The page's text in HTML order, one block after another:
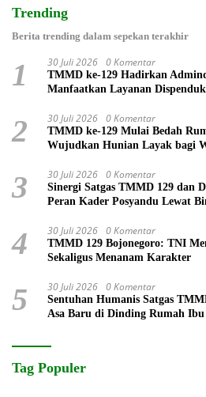
Trending
Berita trending dalam sepekan terakhir
1 30 Juli 2026 0 Komentar
TMMD ke-129 Hadirkan
Manfaatkan Layanan
2 30 Juli 2026 0 Komentar
TMMD ke-129 Mulai Bedah
Wujudkan Hunian Layak bagi
3 30 Juli 2026 0 Komentar
Sinergi Satgas TMMD 129 dan
Peran Kader Posyandu Lewat
4 30 Juli 2026 0 Komentar
TMMD 129 Bojonegoro: TNI
Sekaligus Menanam Karakter
5 30 Juli 2026 0 Komentar
Sentuhan Humanis Satgas
Asa Baru di Dinding Rumah
Tag Populer